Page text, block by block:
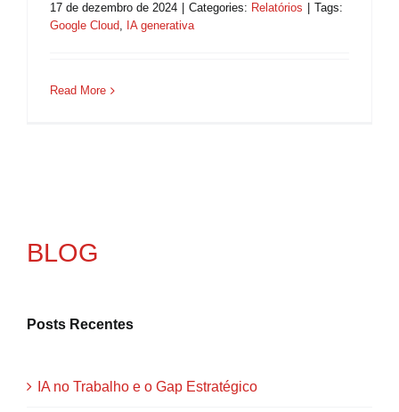
17 de dezembro de 2024 Categories: Relatórios
Tags:
Google Cloud, IA generativa
Read More
BLOG
Posts Recentes
IA no Trabalho e o Gap Estratégico